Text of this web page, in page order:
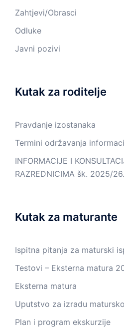
Zahtjevi/Obrasci
Odluke
Javni pozivi
Kutak za roditelje
Pravdanje izostanaka
Termini održavanja
INFORMACIJE I
RAZREDNICIMA šk. 2025/26.
Kutak za maturante
Ispitna pitanja za maturski
Testovi – Eksterna matura
Eksterna matura
Uputstvo za izradu
Plan i program ekskurzije